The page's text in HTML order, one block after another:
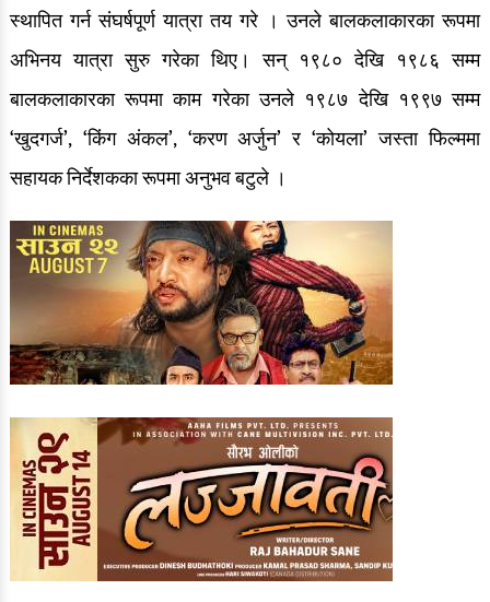
देश/विदेश
ग्लोबल खबर
स्थापित गर्न संघर्षपूर्ण यात्रा तय गरे । उनले बालकलाकारका रूपमा
अभिनय यात्रा सुरु गरेका थिए। सन् १९८० देखि १९८६ सम्म
बालकलाकारका रूपमा काम गरेका उनले १९८७ देखि १९९७ सम्म
‘खुदगर्ज’, ‘किंग अंकल’, ‘करण अर्जुन’ र ‘कोयला’ जस्ता फिल्ममा
सहायक निर्देशकका रूपमा अनुभव बटुले ।